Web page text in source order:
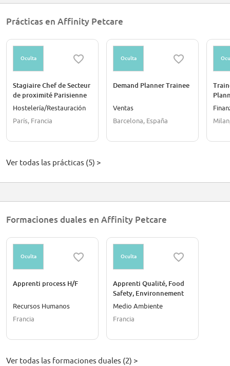
Prácticas en Affinity Petcare
Oculta
Stagiaire Chef de Secteur
de proximité Parisienne
Hostelería/Restauración
París, Francia
Oculta
Demand Planner Trainee
Ventas
Barcelona, España
Ver todas las prácticas (5) >
Formaciones duales en Affinity Petcare
Oculta
Apprenti process H/F
Recursos Humanos
Francia
Oculta
Apprenti Qualité, Food
Safety, Environnement
H/F
Medio Ambiente
Francia
Ver todas las formaciones duales (2) >